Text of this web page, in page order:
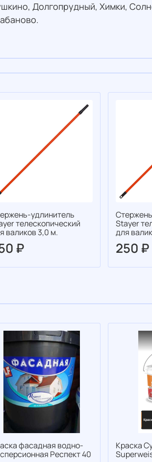
Долгопрудный, Химки,
удлинитель
телескопический
валиков 3,0 м.
₽
Stayer
для
250 ₽
фасадная водно-
Респект 40
Краска